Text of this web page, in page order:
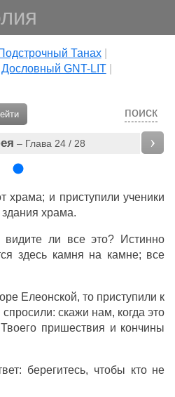
Танах|
Дословный GNT-LIT|
поиск
– Глава 24 / 28 ›
храма; и приступили ученики
здания храма.
видите ли все это? Истинно
здесь камня на камне; все
Елеонской, то приступили к
спросили: скажи нам, когда это
Твоего пришествия и кончины
: берегитесь, чтобы кто не